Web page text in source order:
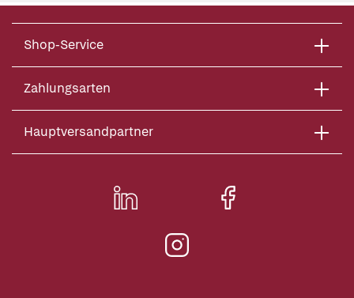
Shop-Service
Zahlungsarten
Hauptversandpartner